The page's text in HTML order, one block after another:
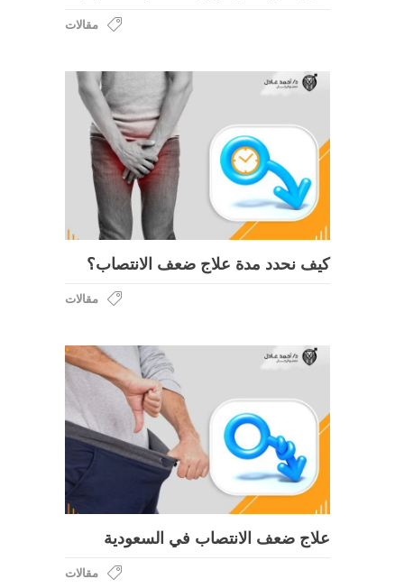
مقالات
كيف نحدد مدة علاج ضعف الانتصاب؟
مقالات
علاج ضعف الانتصاب في السعودية
مقالات